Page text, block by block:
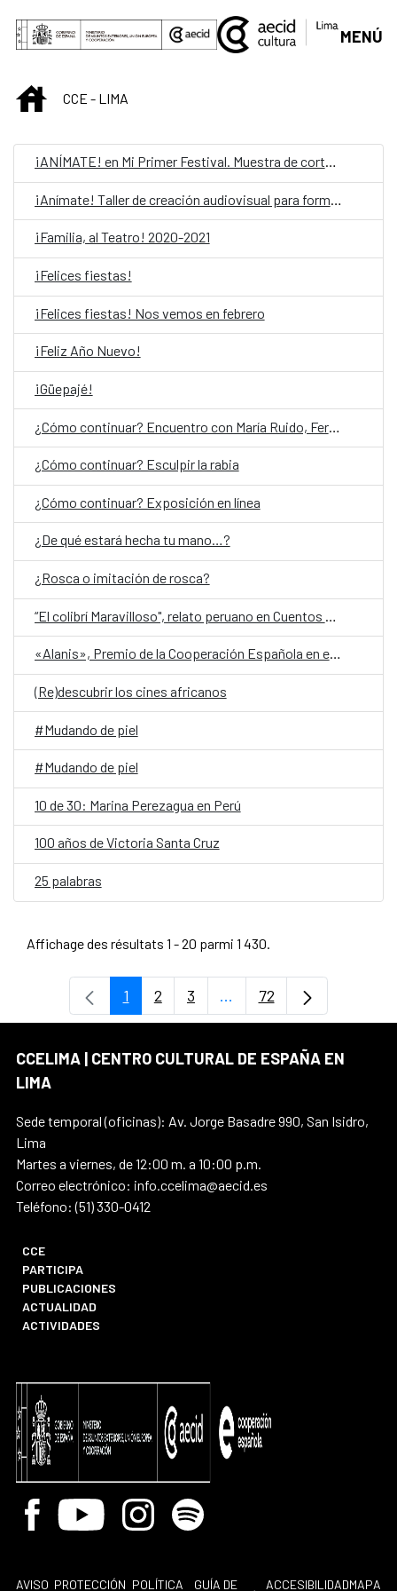
Saut au contenu principal
MENÚ
INICIOCCE - LIMA
¡ANÍMATE! en Mi Primer Festival. Muestra de cortometrajes
¡Familia, al Teatro! 2020-2021
¡Felices fiestas!
¡Felices fiestas! Nos vemos en febrero
¡Feliz Año Nuevo!
¡Güepajé!
¿Cómo continuar? Encuentro con María Ruido, Fernanda Laguna y Jorge Villacorta
¿Cómo continuar? Esculpir la rabia
¿Cómo continuar? Exposición en línea
¿De qué estará hecha tu mano…?
¿Rosca o imitación de rosca?
«Alanis», Premio de la Cooperación Española en el Festival de San Sebastián
(Re)descubrir los cines africanos
#Mudando de piel
#Mudando de piel
10 de 30: Marina Perezagua en Perú
100 años de Victoria Santa Cruz
25 palabras
Affichage des résultats 1 - 20 parmi 1 430.
Page
1 Page
2 Page
3 ...Pages intermédiaires
Page
72
CCELIMA | CENTRO CULTURAL DE ESPAÑA EN
LIMA
Sede temporal (oficinas): Av. Jorge Basadre 990, San Isidro,
Lima
Martes a viernes, de 12:00 m. a 10:00 p.m.
Correo electrónico: info.ccelima@aecid.es
Teléfono: (51) 330-0412
CCE
PARTICIPA
PUBLICACIONES
ACTUALIDAD
ACTIVIDADES
Facebook
Youtube InstagramSpotify
AVISO PROTECCIÓN POLÍTICA
GUÍA DE
ACCESIBILIDADMAPA